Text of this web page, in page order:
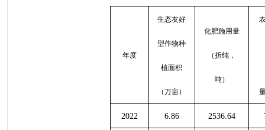
年度
生态友好
型作物种
植面积
（万亩）
化肥施用量
（折纯，
吨）
2022 6.86 2536.64